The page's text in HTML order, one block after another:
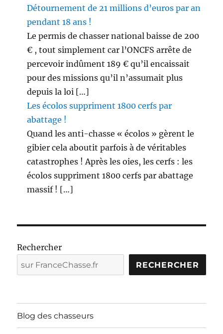
Détournement de 21 millions d’euros par an
pendant 18 ans !
Le permis de chasser national baisse de 200
€ , tout simplement car l’ONCFS arrête de
percevoir indûment 189 € qu’il encaissait
pour des missions qu’il n’assumait plus
depuis la loi […]
Les écolos suppriment 1800 cerfs par
abattage !
Quand les anti-chasse « écolos » gèrent le
gibier cela aboutit parfois à de véritables
catastrophes ! Après les oies, les cerfs : les
écolos suppriment 1800 cerfs par abattage
massif ! […]
Rechercher
RECHERCHER
Blog des chasseurs